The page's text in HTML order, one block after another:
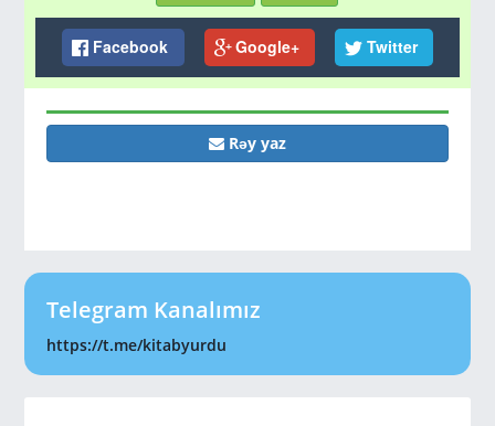
Facebook Google+ Twitter
Rəy yaz
Telegram Kanalımız
https://t.me/kitabyurdu